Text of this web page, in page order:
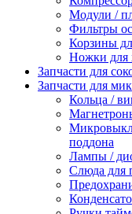
Модули /
Фильтры
Корзины
Ножки для
Запчасти для
Запчасти для
Кольца /
поддона
Лампы /
Слюда для